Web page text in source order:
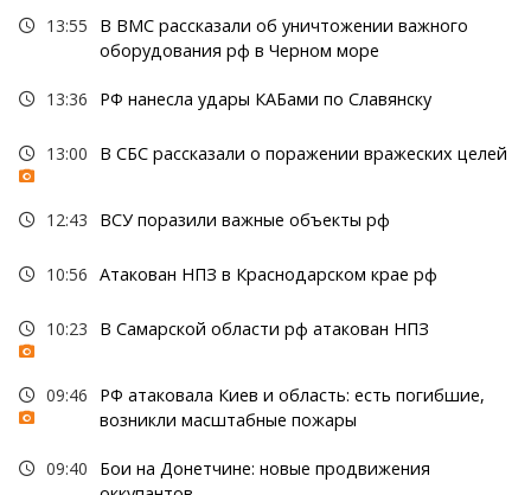
13:55
В ВМС рассказали об уничтожении важного
оборудования рф в Черном море
13:36 РФ нанесла удары КАБами по Славянску
13:00 В СБС рассказали о поражении вражеских целей
12:43 ВСУ поразили важные объекты рф
10:56 Атакован НПЗ в Краснодарском крае рф
10:23 В Самарской области рф атакован НПЗ
09:46
РФ атаковала Киев и область: есть погибшие,
возникли масштабные пожары
09:40
Бои на Донетчине: новые продвижения